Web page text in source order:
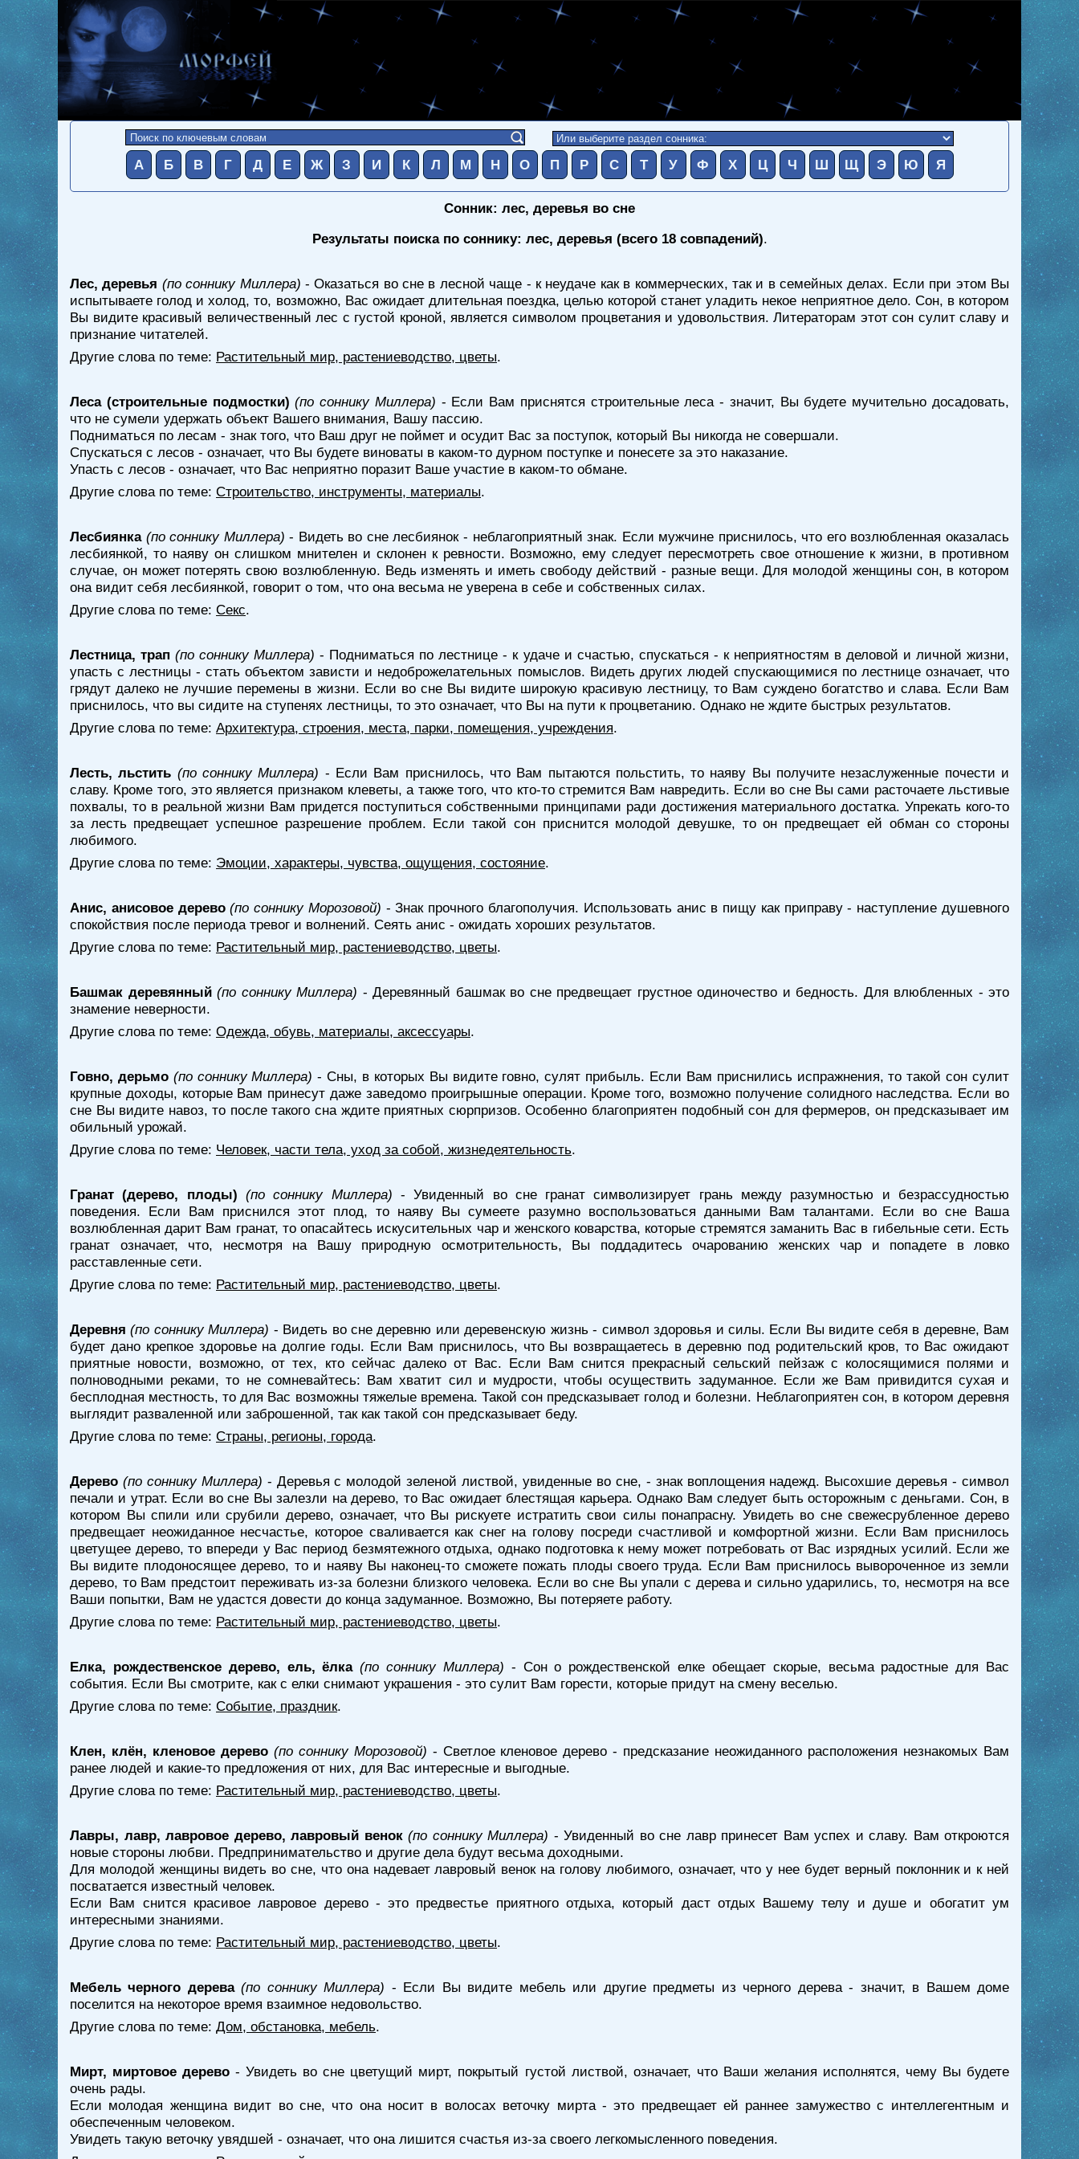
А Б В Г Д Е Ж З И К Л М Н О П Р С Т У Ф Х Ц Ч Ш Щ Э Ю Я
Сонник: лес, деревья во сне
Результаты поиска по соннику: лес, деревья (всего 18 совпадений).
Лес, деревья (по соннику Миллера) - Оказаться во сне в лесной чаще - к неудаче как в коммерческих, так и в семейных делах. Если при этом Вы
испытываете голод и холод, то, возможно, Вас ожидает длительная поездка, целью которой станет уладить некое неприятное дело. Сон, в котором
Вы видите красивый величественный лес с густой кроной, является символом процветания и удовольствия. Литераторам этот сон сулит славу и
признание читателей.
Другие слова по теме: Растительный мир, растениеводство, цветы.
Леса (строительные подмостки) (по соннику Миллера) - Если Вам приснятся строительные леса - значит, Вы будете мучительно досадовать,
что не сумели удержать объект Вашего внимания, Вашу пассию.
Подниматься по лесам - знак того, что Ваш друг не поймет и осудит Вас за поступок, который Вы никогда не совершали.
Спускаться с лесов - означает, что Вы будете виноваты в каком-то дурном поступке и понесете за это наказание.
Упасть с лесов - означает, что Вас неприятно поразит Ваше участие в каком-то обмане.
Другие слова по теме: Строительство, инструменты, материалы.
Лесбиянка (по соннику Миллера) - Видеть во сне лесбиянок - неблагоприятный знак. Если мужчине приснилось, что его возлюбленная оказалась
лесбиянкой, то наяву он слишком мнителен и склонен к ревности. Возможно, ему следует пересмотреть свое отношение к жизни, в противном
случае, он может потерять свою возлюбленную. Ведь изменять и иметь свободу действий - разные вещи. Для молодой женщины сон, в котором
она видит себя лесбиянкой, говорит о том, что она весьма не уверена в себе и собственных силах.
Другие слова по теме: Секс.
Лестница, трап (по соннику Миллера) - Подниматься по лестнице - к удаче и счастью, спускаться - к неприятностям в деловой и личной жизни,
упасть с лестницы - стать объектом зависти и недоброжелательных помыслов. Видеть других людей спускающимися по лестнице означает, что
грядут далеко не лучшие перемены в жизни. Если во сне Вы видите широкую красивую лестницу, то Вам суждено богатство и слава. Если Вам
приснилось, что вы сидите на ступенях лестницы, то это означает, что Вы на пути к процветанию. Однако не ждите быстрых результатов.
Другие слова по теме: Архитектура, строения, места, парки, помещения, учреждения.
Лесть, льстить (по соннику Миллера) - Если Вам приснилось, что Вам пытаются польстить, то наяву Вы получите незаслуженные почести и
славу. Кроме того, это является признаком клеветы, а также того, что кто-то стремится Вам навредить. Если во сне Вы сами расточаете льстивые
похвалы, то в реальной жизни Вам придется поступиться собственными принципами ради достижения материального достатка. Упрекать кого-то
за лесть предвещает успешное разрешение проблем. Если такой сон приснится молодой девушке, то он предвещает ей обман со стороны
любимого.
Другие слова по теме: Эмоции, характеры, чувства, ощущения, состояние.
Анис, анисовое дерево (по соннику Морозовой) - Знак прочного благополучия. Использовать анис в пищу как приправу - наступление душевного
спокойствия после периода тревог и волнений. Сеять анис - ожидать хороших результатов.
Другие слова по теме: Растительный мир, растениеводство, цветы.
Башмак деревянный (по соннику Миллера) - Деревянный башмак во сне предвещает грустное одиночество и бедность. Для влюбленных - это
знамение неверности.
Другие слова по теме: Одежда, обувь, материалы, аксессуары.
Говно, дерьмо (по соннику Миллера) - Сны, в которых Вы видите говно, сулят прибыль. Если Вам приснились испражнения, то такой сон сулит
крупные доходы, которые Вам принесут даже заведомо проигрышные операции. Кроме того, возможно получение солидного наследства. Если во
сне Вы видите навоз, то после такого сна ждите приятных сюрпризов. Особенно благоприятен подобный сон для фермеров, он предсказывает им
обильный урожай.
Другие слова по теме: Человек, части тела, уход за собой, жизнедеятельность.
Гранат (дерево, плоды) (по соннику Миллера) - Увиденный во сне гранат символизирует грань между разумностью и безрассудностью
поведения. Если Вам приснился этот плод, то наяву Вы сумеете разумно воспользоваться данными Вам талантами. Если во сне Ваша
возлюбленная дарит Вам гранат, то опасайтесь искусительных чар и женского коварства, которые стремятся заманить Вас в гибельные сети. Есть
гранат означает, что, несмотря на Вашу природную осмотрительность, Вы поддадитесь очарованию женских чар и попадете в ловко
расставленные сети.
Другие слова по теме: Растительный мир, растениеводство, цветы.
Деревня (по соннику Миллера) - Видеть во сне деревню или деревенскую жизнь - символ здоровья и силы. Если Вы видите себя в деревне, Вам
будет дано крепкое здоровье на долгие годы. Если Вам приснилось, что Вы возвращаетесь в деревню под родительский кров, то Вас ожидают
приятные новости, возможно, от тех, кто сейчас далеко от Вас. Если Вам снится прекрасный сельский пейзаж с колосящимися полями и
полноводными реками, то не сомневайтесь: Вам хватит сил и мудрости, чтобы осуществить задуманное. Если же Вам привидится сухая и
бесплодная местность, то для Вас возможны тяжелые времена. Такой сон предсказывает голод и болезни. Неблагоприятен сон, в котором деревня
выглядит разваленной или заброшенной, так как такой сон предсказывает беду.
Другие слова по теме: Страны, регионы, города.
Дерево (по соннику Миллера) - Деревья с молодой зеленой листвой, увиденные во сне, - знак воплощения надежд. Высохшие деревья - символ
печали и утрат. Если во сне Вы залезли на дерево, то Вас ожидает блестящая карьера. Однако Вам следует быть осторожным с деньгами. Сон, в
котором Вы спили или срубили дерево, означает, что Вы рискуете истратить свои силы понапрасну. Увидеть во сне свежесрубленное дерево
предвещает неожиданное несчастье, которое сваливается как снег на голову посреди счастливой и комфортной жизни. Если Вам приснилось
цветущее дерево, то впереди у Вас период безмятежного отдыха, однако подготовка к нему может потребовать от Вас изрядных усилий. Если же
Вы видите плодоносящее дерево, то и наяву Вы наконец-то сможете пожать плоды своего труда. Если Вам приснилось вывороченное из земли
дерево, то Вам предстоит переживать из-за болезни близкого человека. Если во сне Вы упали с дерева и сильно ударились, то, несмотря на все
Ваши попытки, Вам не удастся довести до конца задуманное. Возможно, Вы потеряете работу.
Другие слова по теме: Растительный мир, растениеводство, цветы.
Елка, рождественское дерево, ель, ёлка (по соннику Миллера) - Сон о рождественской елке обещает скорые, весьма радостные для Вас
события. Если Вы смотрите, как с елки снимают украшения - это сулит Вам горести, которые придут на смену веселью.
Другие слова по теме: Событие, праздник.
Клен, клён, кленовое дерево (по соннику Морозовой) - Светлое кленовое дерево - предсказание неожиданного расположения незнакомых Вам
ранее людей и какие-то предложения от них, для Вас интересные и выгодные.
Другие слова по теме: Растительный мир, растениеводство, цветы.
Лавры, лавр, лавровое дерево, лавровый венок (по соннику Миллера) - Увиденный во сне лавр принесет Вам успех и славу. Вам откроются
новые стороны любви. Предпринимательство и другие дела будут весьма доходными.
Для молодой женщины видеть во сне, что она надевает лавровый венок на голову любимого, означает, что у нее будет верный поклонник и к ней
посватается известный человек.
Если Вам снится красивое лавровое дерево - это предвестье приятного отдыха, который даст отдых Вашему телу и душе и обогатит ум
интересными знаниями.
Другие слова по теме: Растительный мир, растениеводство, цветы.
Мебель черного дерева (по соннику Миллера) - Если Вы видите мебель или другие предметы из черного дерева - значит, в Вашем доме
поселится на некоторое время взаимное недовольство.
Другие слова по теме: Дом, обстановка, мебель.
Мирт, миртовое дерево - Увидеть во сне цветущий мирт, покрытый густой листвой, означает, что Ваши желания исполнятся, чему Вы будете
очень рады.
Если молодая женщина видит во сне, что она носит в волосах веточку мирта - это предвещает ей раннее замужество с интеллегентным и
обеспеченным человеком.
Увидеть такую веточку увядшей - означает, что она лишится счастья из-за своего легкомысленного поведения.